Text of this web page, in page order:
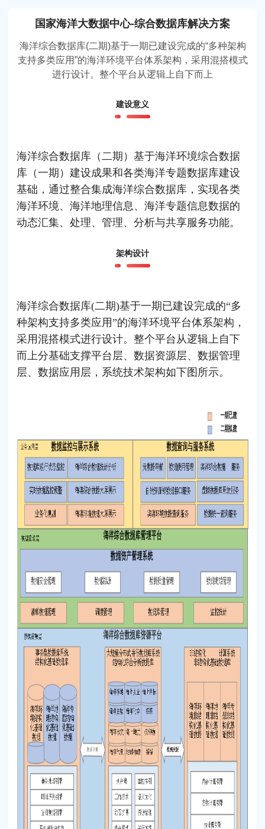
国家海洋大数据中心-综合数据库解决方案
海洋综合数据库(二期)基于一期已建设完成的“多种架构
支持多类应用”的海洋环境平台体系架构，采用混搭模式
进行设计。整个平台从逻辑上自下而上
建设意义
海洋综合数据库（二期）基于海洋环境综合数据
库（一期）建设成果和各类海洋专题数据库建设
基础，通过整合集成海洋综合数据库，实现各类
海洋环境、海洋地理信息、海洋专题信息数据的
动态汇集、处理、管理、分析与共享服务功能。
架构设计
海洋综合数据库(二期)基于一期已建设完成的“多
种架构支持多类应用”的海洋环境平台体系架构，
采用混搭模式进行设计。整个平台从逻辑上自下
而上分基础支撑平台层、数据资源层、数据管理
层、数据应用层，系统技术架构如下图所示。